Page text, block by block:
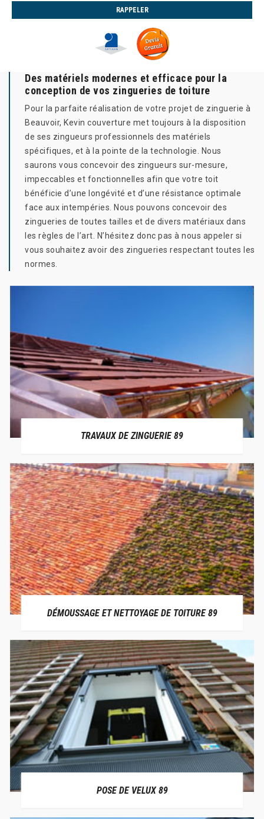
Des matériels modernes et efficace pour la
conception de vos zingueries de toiture
Pour la parfaite réalisation de votre projet de zinguerie à
Beauvoir, Kevin couverture met toujours à la disposition
de ses zingueurs professionnels des matériels
spécifiques, et à la pointe de la technologie. Nous
saurons vous concevoir des zingueurs sur-mesure,
impeccables et fonctionnelles afin que votre toit
bénéficie d’une longévité et d’une résistance optimale
face aux intempéries. Nous pouvons concevoir des
zingueries de toutes tailles et de divers matériaux dans
les règles de l’art. N’hésitez donc pas à nous appeler si
vous souhaitez avoir des zingueries respectant toutes les
normes.
TRAVAUX DE ZINGUERIE 89
DÉMOUSSAGE ET NETTOYAGE DE TOITURE 89
POSE DE VELUX 89